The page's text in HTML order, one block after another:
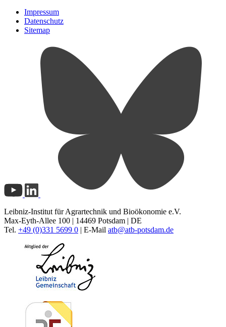
Impressum
Datenschutz
Sitemap
Leibniz-Institut für Agrartechnik und Bioökonomie e.V.
Max-Eyth-Allee 100 | 14469 Potsdam | DE
Tel. +49 (0)331 5699 0 | E-Mail atb@atb-potsdam.de